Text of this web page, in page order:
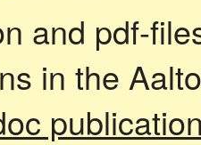
and pdf-
in the